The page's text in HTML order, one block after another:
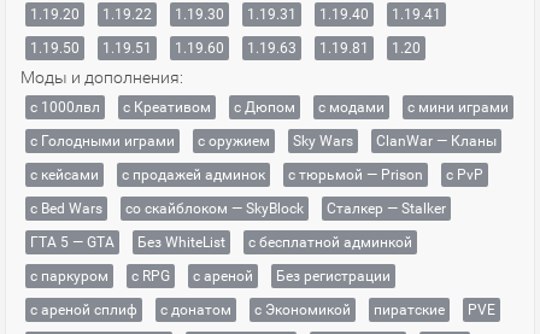
1.19.20
1.19.22 1.19.30 1.19.31 1.19.40
1.19.41
1.19.50
1.19.51 1.19.60 1.19.63 1.19.81 1.20
Моды и дополнения:
с 1000лвл c Креативом с Дюпом с модами
с мини играми
с Голодными играми
с оружием Sky Wars
ClanWar — Кланы
с кейсами
с продажей админок с тюрьмой — Prison
с PvP
с Bed Wars
со скайблоком — SkyBlock
Сталкер — Stalker
ГТА 5 — GTA
Без WhiteList
с бесплатной админкой
с паркуром
с RPG с ареной
Без регистрации
с ареной сплиф
с донатом с Экономикой пиратские
PVE